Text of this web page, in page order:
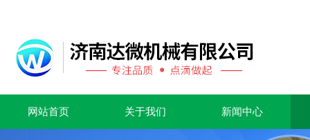
网站首页 关于我们 新闻中心